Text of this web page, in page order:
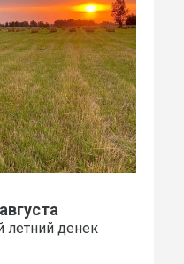
летний денек